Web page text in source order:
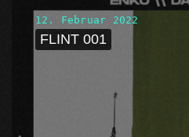
12. Februar 2022
FLINT 001